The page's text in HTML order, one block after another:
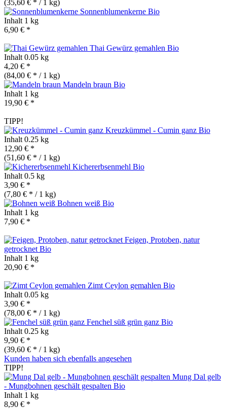
(35,60 € * / 1 kg)
Sonnenblumenkerne Bio
Inhalt 1 kg
6,90 € *
Thai Gewürz gemahlen Bio
Inhalt 0.05 kg
4,20 € *
(84,00 € * / 1 kg)
Mandeln braun Bio
Inhalt 1 kg
19,90 € *
TIPP!
Kreuzkümmel - Cumin ganz Bio
Inhalt 0.25 kg
12,90 € *
(51,60 € * / 1 kg)
Kichererbsenmehl Bio
Inhalt 0.5 kg
3,90 € *
(7,80 € * / 1 kg)
Bohnen weiß Bio
Inhalt 1 kg
7,90 € *
Feigen, Protoben, natur
getrocknet Bio
Inhalt 1 kg
20,90 € *
Zimt Ceylon gemahlen Bio
Inhalt 0.05 kg
3,90 € *
(78,00 € * / 1 kg)
Fenchel süß grün ganz Bio
Inhalt 0.25 kg
9,90 € *
(39,60 € * / 1 kg)
Kunden haben sich ebenfalls angesehen
TIPP!
Mung Dal gelb
- Mungbohnen geschält gespalten Bio
Inhalt 1 kg
8,90 € *